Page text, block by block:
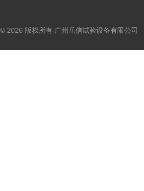
© 2026 版权所有 广州岳信试验设备有限公司